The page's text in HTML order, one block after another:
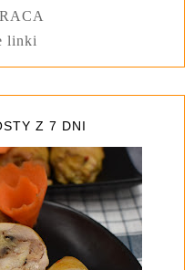
linki
Z 7 DNI